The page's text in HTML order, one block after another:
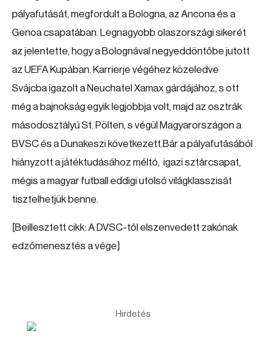
pályafutását, megfordult a Bologna, az Ancona és a
Genoa csapatában. Legnagyobb olaszországi sikerét
az jelentette, hogy a Bolognával negyeddöntőbe jutott
az UEFA Kupában. Karrierje végéhez közeledve
Svájcba igazolt a Neuchatel Xamax gárdájához, s ott
még a bajnokság egyik legjobbja volt, majd az osztrák
másodosztályú St. Pölten, s végül Magyarországon a
BVSC és a Dunakeszi következett.Bár a pályafutásából
hiányzott a játéktudásához méltó, igazi sztárcsapat,
mégis a magyar futball eddigi utolsó világklasszisát
tisztelhetjük benne.
[Beillesztett cikk: A DVSC-től elszenvedett zakónak
edzőmenesztés a vége]
Hirdetés